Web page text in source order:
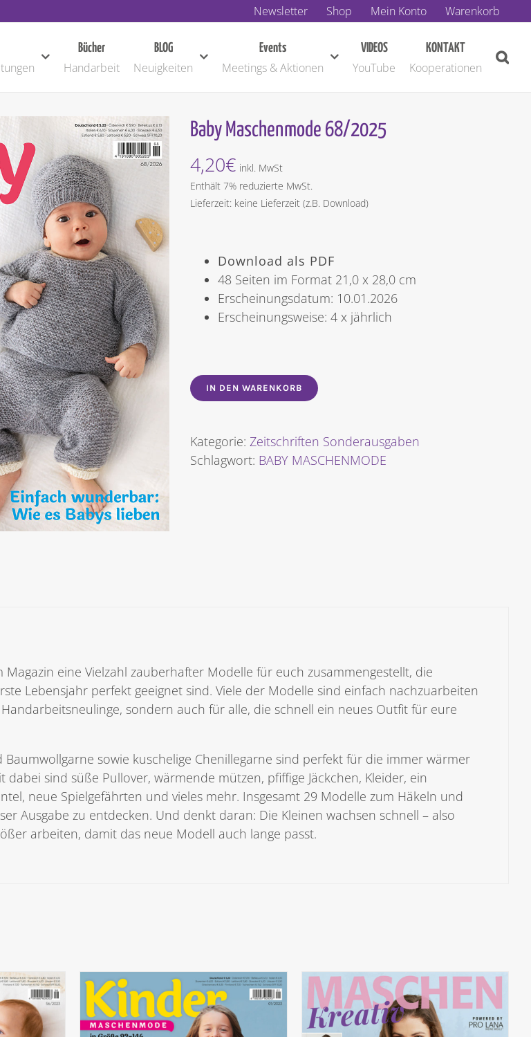
Newsletter Shop Mein Konto Warenkorb
Bücher
Handarbeit
BLOG
Neuigkeiten
Events
Meetings & Aktionen
VIDEOS
YouTube
KONTAKT
Kooperationen
Baby Maschenmode 68/2025
4,20€ inkl. MwSt
Enthält 7% reduzierte MwSt.
Lieferzeit: keine Lieferzeit (z.B. Download)
Download als PDF
48 Seiten im Format 21,0 x 28,0 cm
Erscheinungsdatum: 10.01.2026
Erscheinungsweise: 4 x jährlich
IN DEN WARENKORB
Kategorie: Zeitschriften Sonderausgaben
Schlagwort: BABY MASCHENMODE
Magazin eine Vielzahl zauberhafter Modelle für euch zusammengestellt, die
Lebensjahr perfekt geeignet sind. Viele der Modelle sind einfach nachzuarbeiten
sondern auch für alle, die schnell ein neues Outfit für eure
sowie kuschelige Chenillegarne sind perfekt für die immer wärmer
dabei sind süße Pullover, wärmende mützen, pfiffige Jäckchen, Kleider, ein
neue Spielgefährten und vieles mehr. Insgesamt 29 Modelle zum Häkeln und
Ausgabe zu entdecken. Und denkt daran: Die Kleinen wachsen schnell – also
arbeiten, damit das neue Modell auch lange passt.